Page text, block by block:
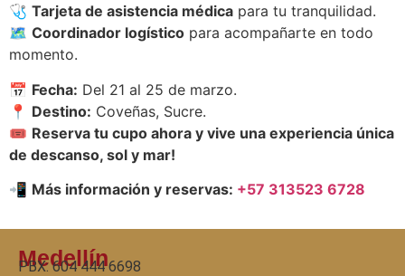
🩺 Tarjeta de asistencia médica para tu tranquilidad.
🗺 Coordinador logístico para acompañarte en todo
momento.
📅 Fecha: Del 21 al 25 de marzo.
📍 Destino: Coveñas, Sucre.
🎟 Reserva tu cupo ahora y vive una experiencia única
de descanso, sol y mar!
📲 Más información y reservas: +57 313523 6728
Medellín
PBX: 604 444 6698